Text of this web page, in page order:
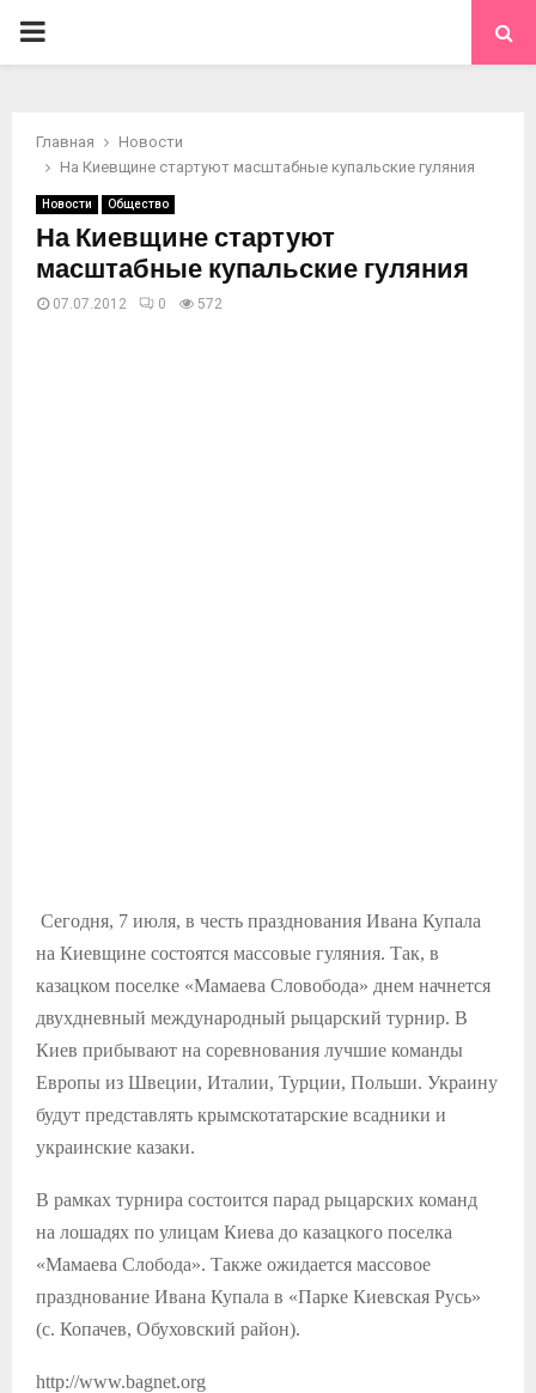
ОСНОВНОЕ
Главная
Новости
На Киевщине стартуют масштабные купальские гуляния
Новости Общество
На Киевщине стартуют
масштабные купальские гуляния
07.07.2012 0 572
Сегодня, 7 июля, в честь празднования Ивана Купала
на Киевщине состоятся массовые гуляния. Так, в
казацком поселке «Мамаева Словобода» днем начнется
двухдневный международный рыцарский турнир. В
Киев прибывают на соревнования лучшие команды
Европы из Швеции, Италии, Турции, Польши. Украину
будут представлять крымскотатарские всадники и
украинские казаки.
В рамках турнира состоится парад рыцарских команд
на лошадях по улицам Киева до казацкого поселка
«Мамаева Слобода». Также ожидается массовое
празднование Ивана Купала в «Парке Киевская Русь»
(с. Копачев, Обуховский район).
http://www.bagnet.org